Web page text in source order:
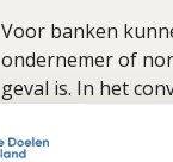
Voor banken
ondernemer of
geval is. In het
de achtergrond